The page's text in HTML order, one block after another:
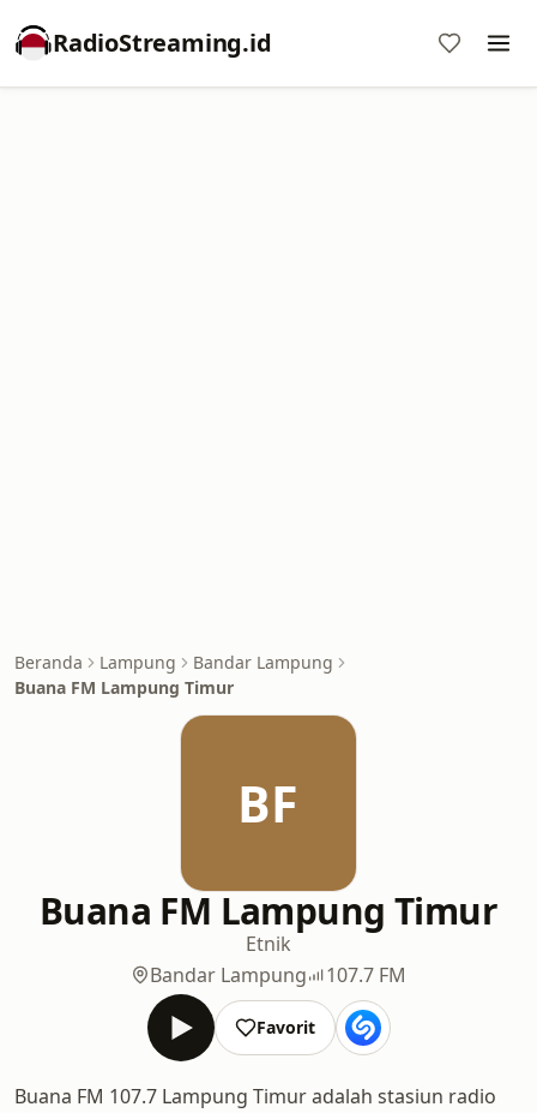
RadioStreaming.id
Beranda Lampung
Bandar Lampung
Buana FM Lampung Timur
BF
Buana FM Lampung Timur
Etnik
Bandar Lampung
107.7 FM
Favorit
Buana FM 107.7 Lampung Timur adalah stasiun radio